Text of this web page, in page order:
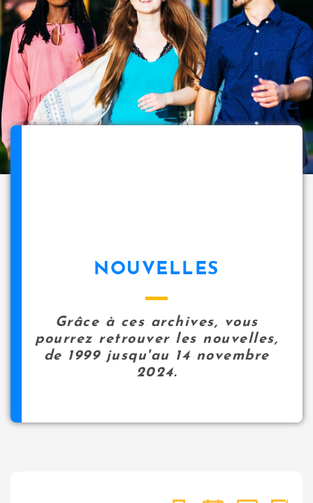
NOUVELLES
Grâce à ces archives, vous
pourrez retrouver les nouvelles,
de 1999 jusqu'au 14 novembre
2024.